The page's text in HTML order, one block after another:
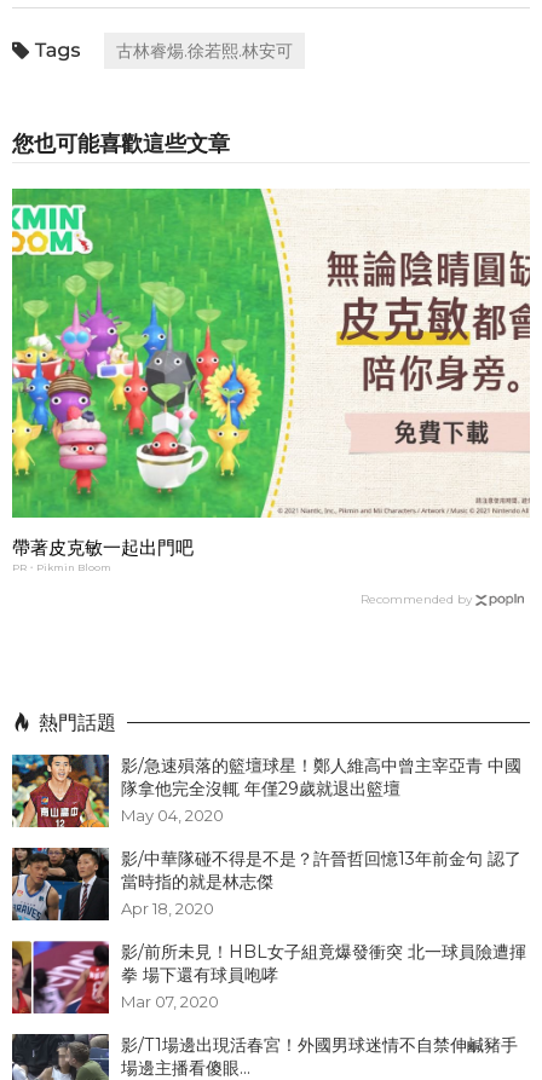
古林睿煬.徐若熙.林安可
您也可能喜歡這些文章
帶著皮克敏一起出門吧
PR・Pikmin Bloom
Recommended by
熱門話題
影/急速殞落的籃壇球星！鄭人維高中曾主宰亞青 中國
隊拿他完全沒輒 年僅29歲就退出籃壇
May 04, 2020
影/中華隊碰不得是不是？許晉哲回憶13年前金句 認了
當時指的就是林志傑
Apr 18, 2020
影/前所未見！HBL女子組竟爆發衝突 北一球員險遭揮
拳 場下還有球員咆哮
Mar 07, 2020
影/T1場邊出現活春宮！外國男球迷情不自禁伸鹹豬手
場邊主播看傻眼...